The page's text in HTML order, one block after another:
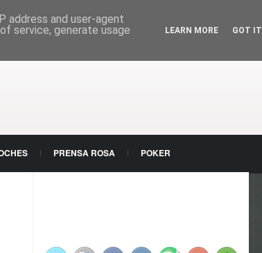
PRENSA ROSA POKER
address and user-agent
service, generate usage
LEARN MORE GOT IT